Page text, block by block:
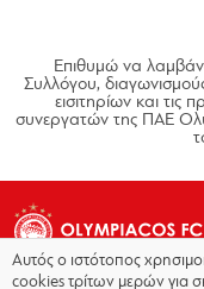
Επιθυμώ να
Συλλόγου,
εισιτηρίων και
συνεργατών της ΠΑΕ
Αυτός ο ιστότοπος
cookies τρίτων μερών για